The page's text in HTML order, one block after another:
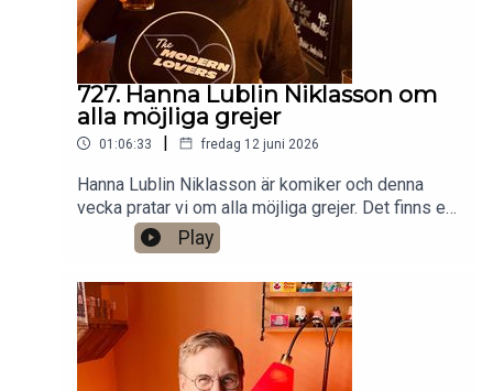
727. Hanna Lublin Niklasson om
alla möjliga grejer
01:06:33 | fredag 12 juni 2026
Hanna Lublin Niklasson är komiker och denna
vecka pratar vi om alla möjliga grejer. Det finns ett
bonusavsnitt på 46 minuter för dig som donerar
valfri summa till den här podden på Patreon:
https://www.patreon.com/arkivsamtalFestar! Ny
turné med Simon Gärdenfors och Anton
Magnusson 2026.Jag har andra standupgig i bl.a.
Stockholm. Min film Serietecknaren finns nu på
VHS SF
Play